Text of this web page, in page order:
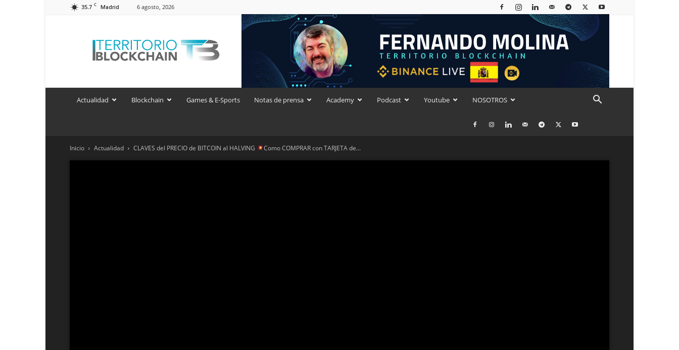
35.7 C Madrid 6 agosto, 2026
Blockchain
Actualidad Blockchain Games & E-Sports Notas de prensa Academy Podcast Youtube NOSOTROS
Inicio Actualidad CLAVES del PRECIO de BITCOIN al HALVING Como COMPRAR con TARJETA de...